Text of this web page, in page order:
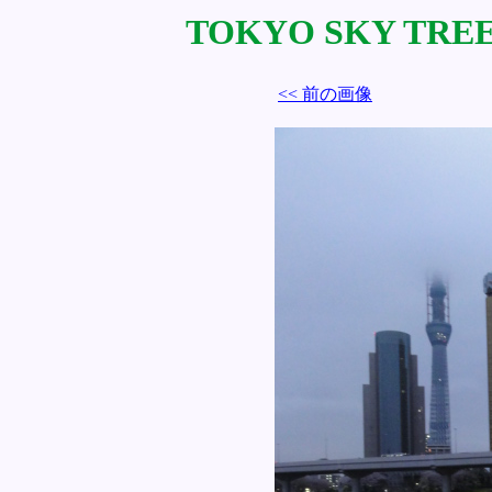
TOKYO SKY
<< 前の画像